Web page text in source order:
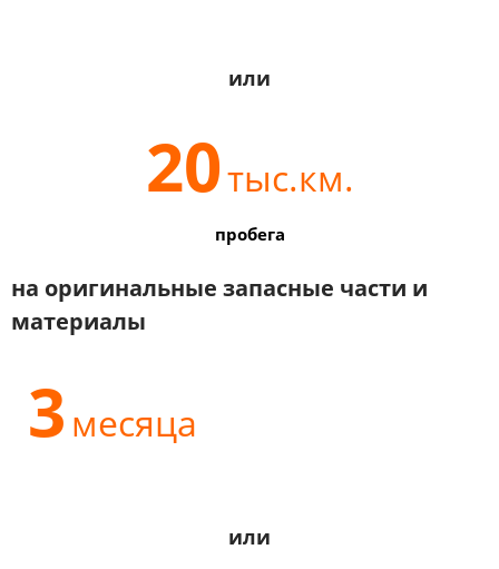
или
20тыс.км.
пробега
на оригинальные запасные части и
материалы
3 месяца
или